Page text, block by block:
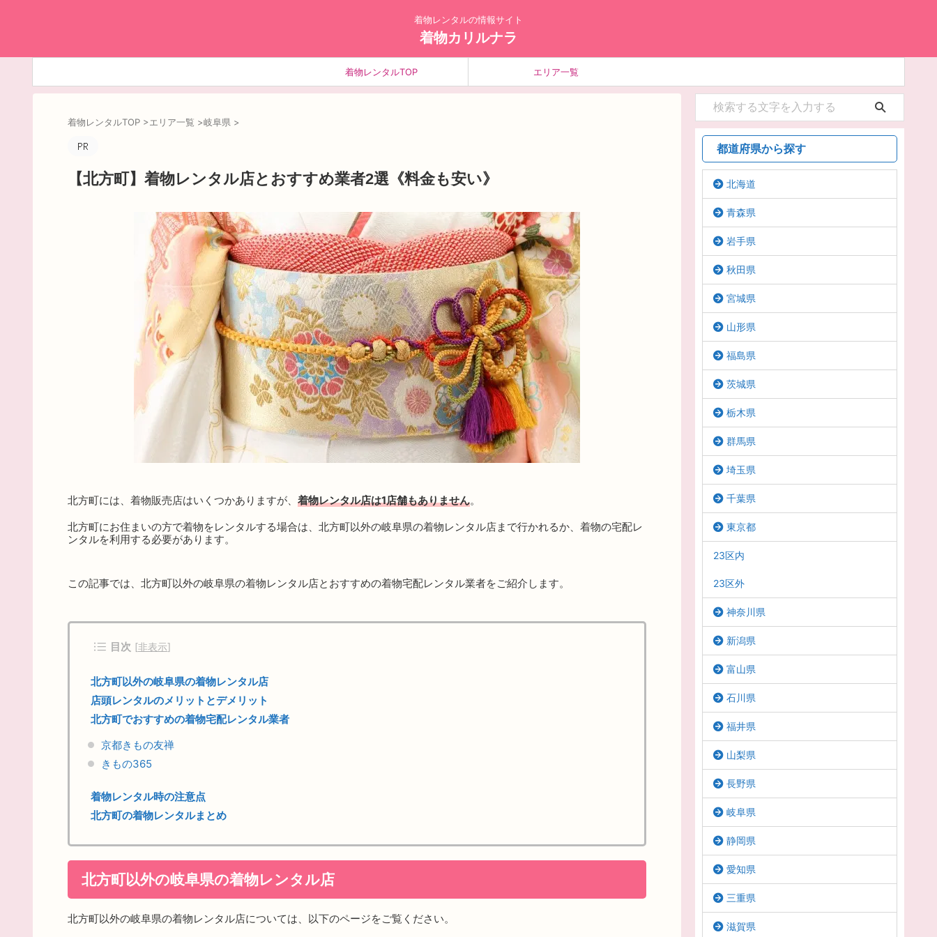
着物レンタルの情報サイト
着物カリルナラ
着物レンタルTOP エリア一覧
着物レンタルTOP >エリア一覧 >岐阜県 >
【北方町】着物レンタル店とおすすめ業者2選《料金も安い》
北方町には、着物販売店はいくつかありますが、 着物レンタル店は1店舗もありません。
北方町にお住まいの方で着物をレンタルする場合は、北方町以外の岐阜県の着物レンタル店まで行かれるか、着物の宅配レ
ンタルを利用する必要があります。
この記事では、北方町以外の岐阜県の着物レンタル店とおすすめの着物宅配レンタル業者をご紹介します。
目次 [非表示]
北方町以外の岐阜県の着物レンタル店
店頭レンタルのメリットとデメリット
北方町でおすすめの着物宅配レンタル業者
京都きもの友禅
きもの365
着物レンタル時の注意点
北方町の着物レンタルまとめ
北方町以外の岐阜県の着物レンタル店
北方町以外の岐阜県の着物レンタル店については、以下のページをご覧ください。
都道府県から探す
北海道
青森県
岩手県
秋田県
宮城県
山形県
福島県
茨城県
栃木県
群馬県
埼玉県
千葉県
東京都
23区内
23区外
神奈川県
新潟県
富山県
石川県
福井県
山梨県
長野県
岐阜県
静岡県
愛知県
三重県
滋賀県